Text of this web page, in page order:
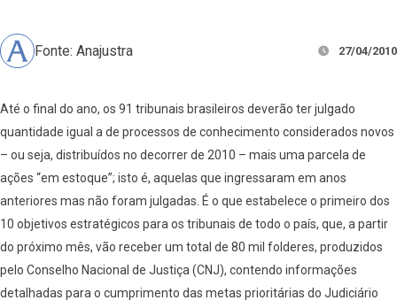
Fonte: Anajustra 27/04/2010
Até o final do ano, os 91 tribunais brasileiros deverão ter julgado
quantidade igual a de processos de conhecimento considerados novos
– ou seja, distribuídos no decorrer de 2010 – mais uma parcela de
ações “em estoque”; isto é, aquelas que ingressaram em anos
anteriores mas não foram julgadas. É o que estabelece o primeiro dos
10 objetivos estratégicos para os tribunais de todo o país, que, a partir
do próximo mês, vão receber um total de 80 mil folderes, produzidos
pelo Conselho Nacional de Justiça (CNJ), contendo informações
detalhadas para o cumprimento das metas prioritárias do Judiciário